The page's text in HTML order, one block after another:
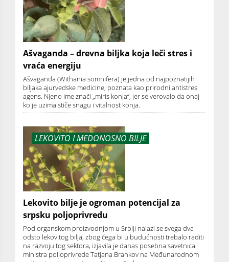
Ašvaganda – drevna biljka koja leči stres i
vraća energiju
Ašvaganda (Withania somnifera) je jedna od najpoznatijih
biljaka ajurvedske medicine, poznata kao prirodni antistres
agens. Njeno ime znači „miris konja“, jer se verovalo da onaj
ko je uzima stiče snagu i vitalnost konja.
LEKOVITO I MEDONOSNO BILJE
Lekovito bilje je ogroman potencijal za
srpsku poljoprivredu
Pod organskom proizvodnjom u Srbiji nalazi se svega dva
odsto lekovitog bilja, zbog čega bi u budućnosti trebalo raditi
na razvoju tog sektora, izjavila je danas posebna savetnica
ministra poljoprivrede Tatjana Brankov na Međunarodnom